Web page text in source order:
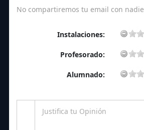
No compartiremos tu email con nadie
Instalaciones:
Profesorado:
Alumnado: